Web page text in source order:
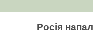
Росія